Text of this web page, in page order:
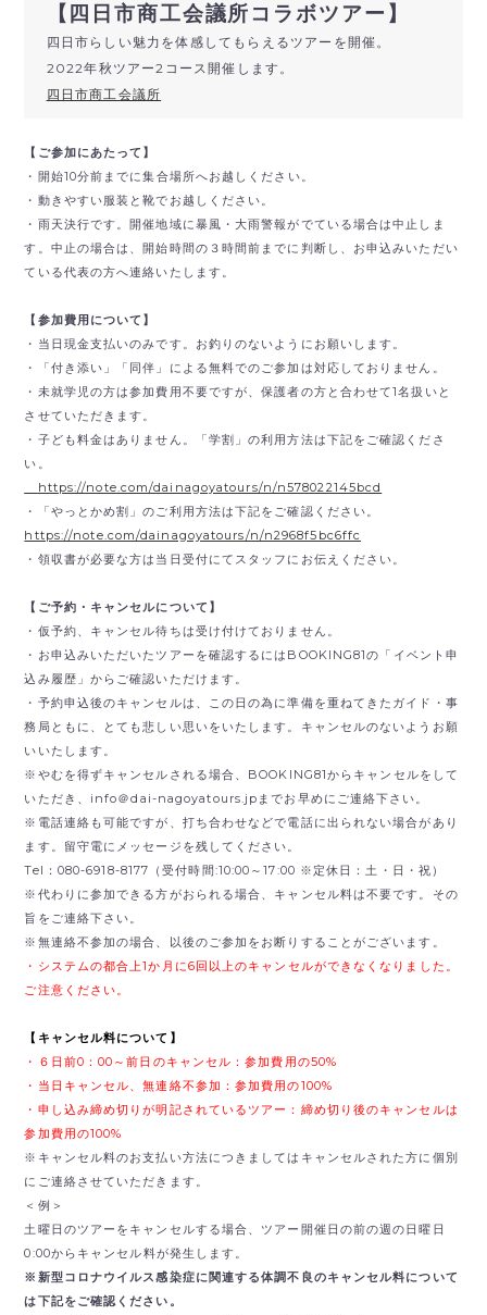
【四日市商工会議所コラボツアー】
四日市らしい魅力を体感してもらえるツアーを開催。
2022年秋ツアー2コース開催します。
四日市商工会議所
【ご参加にあたって】
・開始10分前までに集合場所へお越しください。
・動きやすい服装と靴でお越しください。
・雨天決行です。開催地域に暴風・大雨警報がでている場合は中止しま
す。中止の場合は、開始時間の３時間前までに判断し、お申込みいただい
ている代表の方へ連絡いたします。
【参加費用について】
・当日現金支払いのみです。 お釣りのないようにお願いします。
・「付き添い」「同伴」による無料でのご参加は対応しておりません。
・未就学児の方は参加費用不要ですが、保護者の方と合わせて1名扱いと
させていただきます。
・子ども料金はありません。「学割」の利用方法は下記をご確認くださ
い。
https://note.com/dainagoyatours/n/n578022145bcd
・「やっとかめ割」のご利用方法は下記をご確認ください。
https://note.com/dainagoyatours/n/n2968f5bc6ffc
・領収書が必要な方は当日受付にてスタッフにお伝えください。
【ご予約・キャンセルについて】
・仮予約、キャンセル待ちは受け付けておりません。
・お申込みいただいたツアーを確認するにはBOOKING81の「イベント申
込み履歴」からご確認いただけます。
・予約申込後のキャンセルは、この日の為に準備を重ねてきたガイド・事
務局ともに、とても悲しい思いをいたします。キャンセルのないようお願
いいたします。
※やむを得ずキャンセルされる場合、BOOKING81からキャンセルをして
いただき、 info＠dai-nagoyatours.jpまでお早めにご連絡下さい。
※電話連絡も可能ですが、打ち合わせなどで電話に出られない場合があり
ます。留守電にメッセージを残してください。
Tel：080-6918-8177（受付時間:10:00～17:00 ※定休日：土・日・祝）
※代わりに参加できる方がおられる場合、キャンセル料は不要です。その
旨をご連絡下さい。
※無連絡不参加の場合、以後のご参加をお断りすることがございます。
・システムの都合上1か月に6回以上のキャンセルができなくなりました。
ご注意ください。
【キャンセル料について】
・６日前0：00～前日のキャンセル：参加費用の50%
・当日キャンセル、無連絡不参加：参加費用の100%
・申し込み締め切りが明記されているツアー：締め切り後のキャンセルは
参加費用の100%
※キャンセル料のお支払い方法につきましてはキャンセルされた方に個別
にご連絡させていただきます。
＜例＞
土曜日のツアーをキャンセルする場合、ツアー開催日の前の週の日曜日
0:00からキャンセル料が発生します。
※新型コロナウイルス感染症に関連する体調不良のキャンセル料について
は下記をご確認ください。